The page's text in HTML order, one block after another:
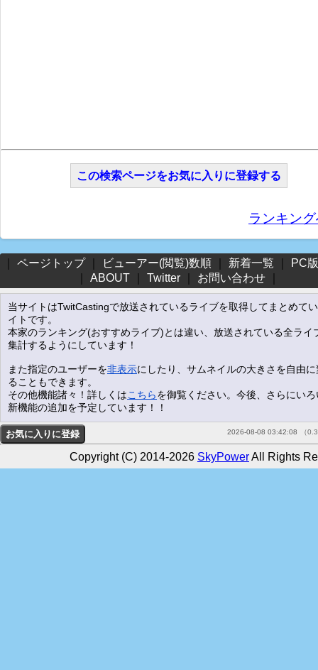
この検索ページをお気に入りに登録する
ランキン
ページトップ｜ ビューアー(閲覧)数順｜ 新着一覧
PC
ABOUT｜ Twitter｜ お問い合わせ｜
当サイトはTwitCastingで放送されているライブを取得してまとめて
イトです。
本家のランキング(おすすめライブ)とは違い、放送されている全ライ
集計するようにしています！
また指定のユーザーを非表示にしたり、サムネイルの大きさを自由
ることもできます。
その他機能諸々！詳しくはこちらを御覧ください。今後、さらにい
新機能の追加を予定しています！！
2026-08-08 03:42:08 （
Copyright (C) 2014-2026 SkyPowerAll Rights